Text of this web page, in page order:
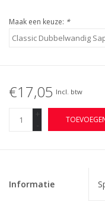
Maak een keuze: *
€17,05 Incl. btw
+
-
Informatie